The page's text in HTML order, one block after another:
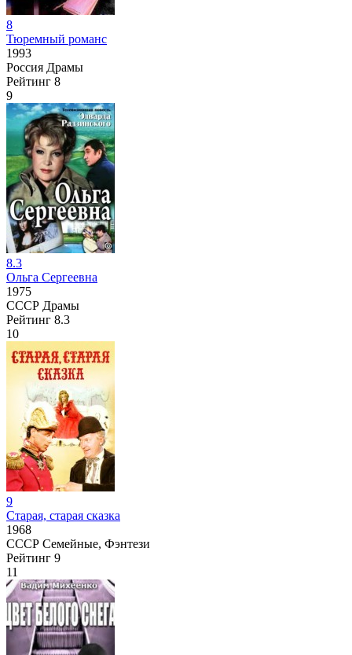
8
Тюремный романс
1993
Россия Драмы
Рейтинг 8
9
8.3
Ольга Сергеевна
1975
СССР Драмы
Рейтинг 8.3
10
9
Старая, старая сказка
1968
СССР Семейные, Фэнтези
Рейтинг 9
11